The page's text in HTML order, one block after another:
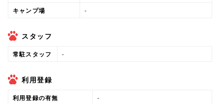
キャンプ場 -
スタッフ
常駐スタッフ -
利用登録
利用登録の有無 -